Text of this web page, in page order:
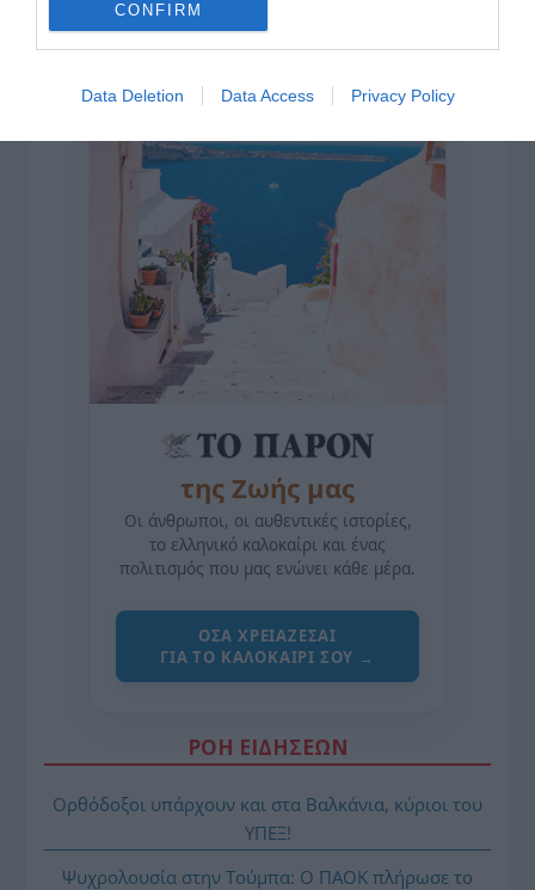
CONFIRM
Data Deletion Data Access Privacy Policy
Η ΣΤΗΛΗ ΜΑΣ
της Ζωής μας
Οι άνθρωποι, οι αυθεντικές ιστορίες,
το ελληνικό καλοκαίρι και ένας
πολιτισμός που μας ενώνει κάθε μέρα.
ΌΣΑ ΧΡΕΙΆΖΕΣΑΙ
ΓΙΑ ΤΟ ΚΑΛΟΚΑΊΡΙ ΣΟΥ →
ΡΟΗ ΕΙΔΗΣΕΩΝ
Ορθόδοξοι υπάρχουν και στα Βαλκάνια, κύριοι του
ΥΠΕΞ!
Ψυχρολουσία στην Τούμπα: Ο ΠΑΟΚ πλήρωσε το